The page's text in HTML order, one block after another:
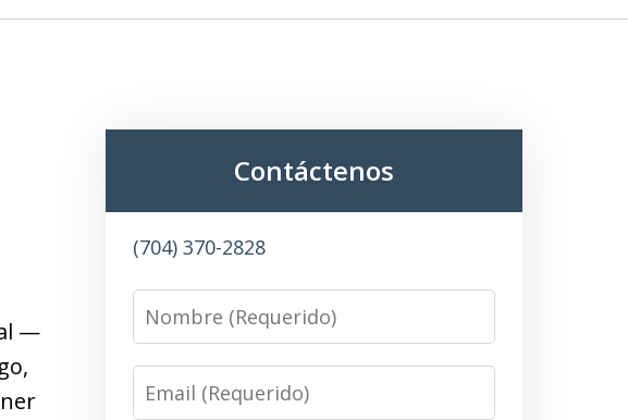
—
Contáctenos
(704) 370-2828
Name
Email